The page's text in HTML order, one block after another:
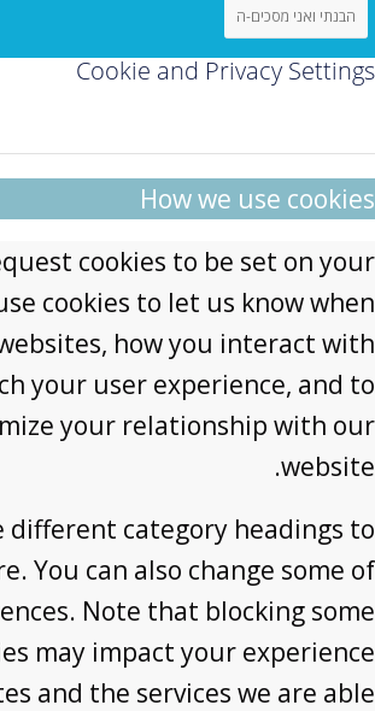
הבנתי ואני מסכים-ה
Cookie and Privacy Settings
How we use cookies
cookies to be set on your
cookies to let us know when
how you interact with
your user experience, and to
your relationship with our
website.
different category headings to
You can also change some of
Note that blocking some
may impact your experience
and the services we are able